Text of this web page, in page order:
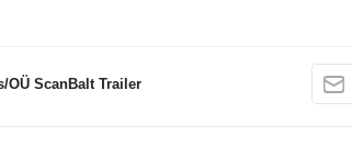
OÜ ScanBalt Trailer